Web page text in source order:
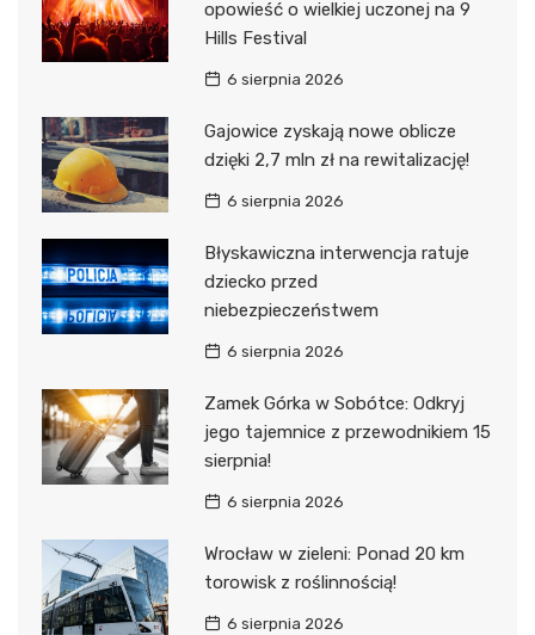
opowieść o wielkiej uczonej na 9
Hills Festival
6 sierpnia 2026
Gajowice zyskają nowe oblicze
dzięki 2,7 mln zł na rewitalizację!
6 sierpnia 2026
Błyskawiczna interwencja ratuje
dziecko przed
niebezpieczeństwem
6 sierpnia 2026
Zamek Górka w Sobótce: Odkryj
jego tajemnice z przewodnikiem 15
sierpnia!
6 sierpnia 2026
Wrocław w zieleni: Ponad 20 km
torowisk z roślinnością!
6 sierpnia 2026